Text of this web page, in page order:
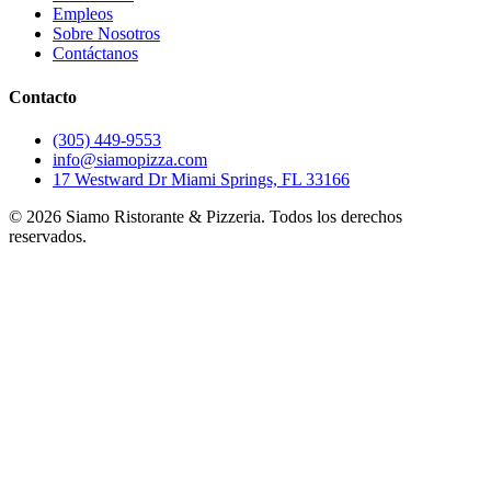
Empleos
Sobre Nosotros
Contáctanos
Contacto
(305) 449-9553
info@siamopizza.com
17 Westward Dr Miami Springs, FL 33166
© 2026 Siamo Ristorante & Pizzeria. Todos los derechos
reservados.